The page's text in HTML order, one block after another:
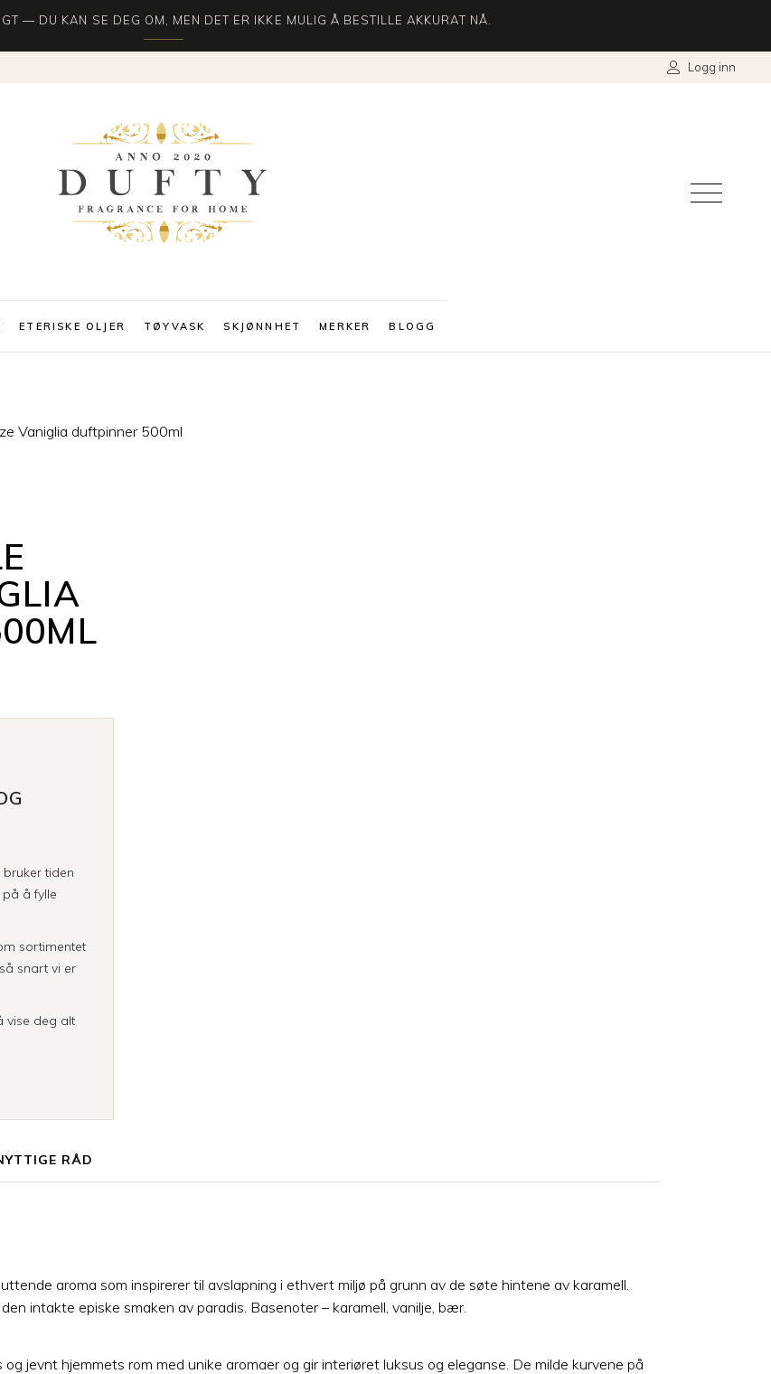
— DU KAN SE DEG OM, MEN DET ER IKKE MULIG Å BESTILLE AKKURAT NÅ.
Logg inn
ETERISKE OLJER TØYVASK SKJØNNHET MERKER BLOGG
Vaniglia duftpinner 500ml
tiden
å fylle
sortimentet
snart vi er
vise deg alt
RÅD
aroma som inspirerer til avslapning i ethvert miljø på grunn av de søte hintene av karamell.
intakte episke smaken av paradis. Basenoter – karamell, vanilje, bær.
jevnt hjemmets rom med unike aromaer og gir interiøret luksus og eleganse. De milde kurvene på